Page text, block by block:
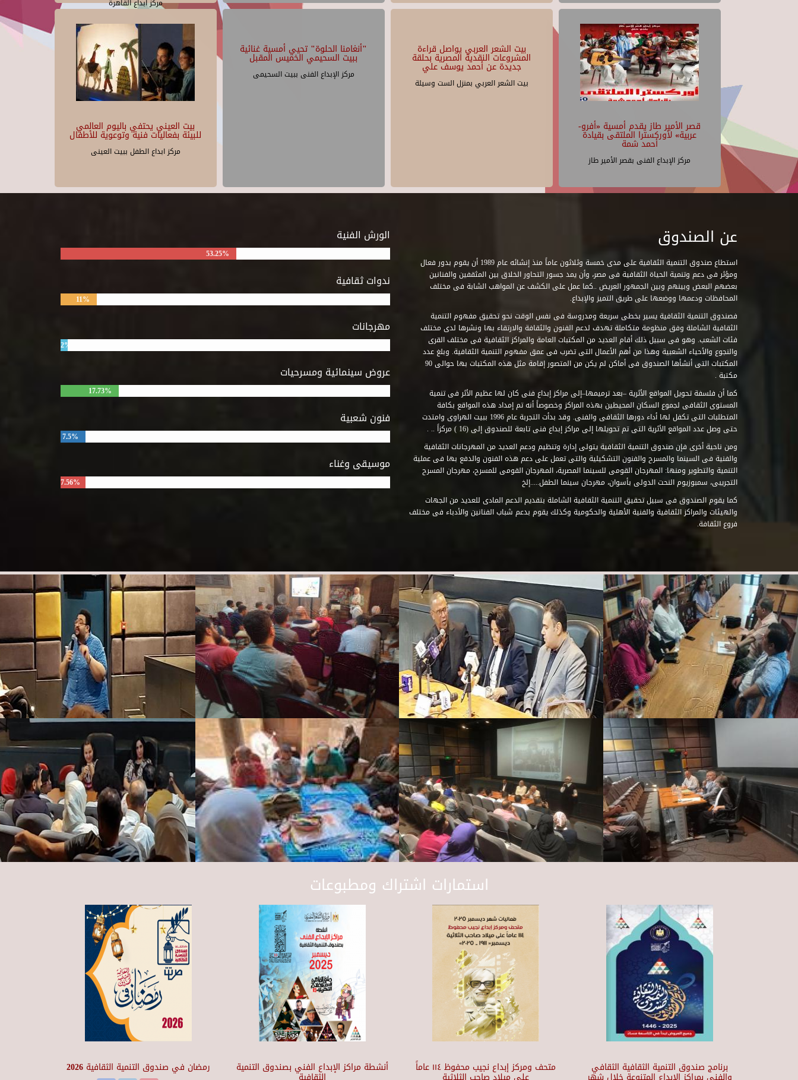
مركز ابداع القاهرة
بيت العيني يحتفي باليوم العالمي
للبيئة بفعاليات فنية وتوعوية للأطفال
مركز ابداع الطفل ببيت العينى
"أنغامنا الحلوة" تحيي أمسية غنائية
ببيت السحيمي الخميس المقبل
مركز الإبداع الفنى ببيت السحيمى
بيت الشعر العربي يواصل قراءة
المشروعات النقدية المصرية بحلقة
جديدة عن أحمد يوسف علي
بيت الشعر العربي بمنزل الست وسيلة
قصر الأمير طاز يقدم أمسية «أفرو-
عربية» لأوركسترا الملتقى بقيادة
أحمد شمة
مركز الإبداع الفنى بقصر الأمير طاز
الورش الفنية
53.25%
ندوات ثقافية
11%
مهرجانات
2%
عروض سينمائية ومسرحيات
17.73%
فنون شعبية
7.5%
موسيقى وغناء
7.56%
عن الصندوق
استطاع صندوق التنمية الثقافية على مدى خمسة وثلاثون عاماً منذ إنشائه عام 1989 أن يقوم بدور فعال
ومؤثر فى دعم وتنمية الحياة الثقافية فى مصر، وأن يمد جسور التحاور الخلاق بين المثقفين والفنانين
بعضهم البعض وبينهم وبين الجمهور العريض ..كما عمل على الكشف عن المواهب الشابة فى مختلف
المحافظات ودعمها ووضعها على طريق التميز والإبداع.
فصندوق التنمية الثقافية يسير بخطى سريعة ومدروسة فى نفس الوقت نحو تحقيق مفهوم التنمية
الثقافية الشاملة وفق منظومة متكاملة تهدف لدعم الفنون والثقافة والارتقاء بها ونشرها لدى مختلف
فئات الشعب. وهو فى سبيل ذلك أقام العديد من المكتبات العامة والمراكز الثقافية فى مختلف القرى
والنجوع والأحياء الشعبية وهذا من أهم الأعمال التى تضرب فى عمق مفهوم التنمية الثقافية. وبلغ عدد
المكتبات التى أنشأها الصندوق فى أماكن لم يكن من المتصور إقامة مثل هذه المكتبات بها حوالى 90
مكتبة .
كما أن فلسفة تحويل المواقع الأثرية –بعد ترميمها–إلى مراكز إبداع فنى كان لها عظيم الأثر فى تنمية
المستوى الثقافى لجموع السكان المحيطين بهذه المراكز وخصوصاً أنه تم إمداد هذه المواقع بكافة
المتطلبات التى تكفل لها أداء دورها الثقافى والفنى. وقد بدأت التجربة عام 1996 ببيت الهراوى وامتدت
حتى وصل عدد المواقع الأثرية التى تم تحويلها إلى مراكز إبداع فنى تابعة للصندوق إلى (16 ) مركزاً .. .
ومن ناحية أخرى فإن صندوق التنمية الثقافية يتولى إدارة وتنظيم ودعم العديد من المهرجانات الثقافية
والفنية فى السينما والمسرح والفنون التشكيلية والتى تعمل على دعم هذه الفنون والدفع بها فى عملية
التنمية والتطوير ومنها: المهرجان القومى للسينما المصرية، المهرجان القومى للمسرح، مهرجان المسرح
التجريبى، سمبوزيوم النحت الدولى بأسوان، مهرجان سينما الطفل.....إلخ
كما يقوم الصندوق فى سبيل تحقيق التنمية الثقافية الشاملة بتقديم الدعم المادى للعديد من الجهات
والهيئات والمراكز الثقافية والفنية الأهلية والحكومية وكذلك يقوم بدعم شباب الفنانين والأدباء فى مختلف
فروع الثقافة.
استمارات اشتراك ومطبوعات
رمضان في صندوق التنمية الثقافية 2026
أنشطة مراكز الإبداع الفني بصندوق التنمية متحف ومركز إبداع نجيب محفوظ ١١٤ عاماً برنامج صندوق التنمية الثقافية الثقافي